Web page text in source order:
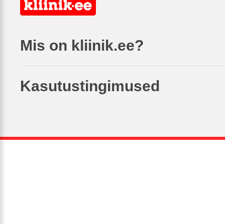
Mis on kliinik.ee?
Kasutustingimused